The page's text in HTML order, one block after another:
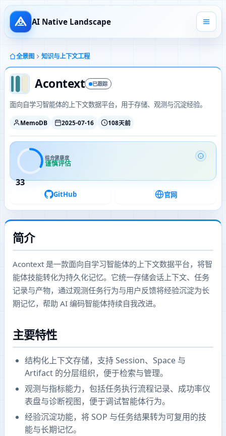
AI Native Landscape
全景图 知识与上下文工程
Acontext 已跟踪
面向自学习智能体的上下文数据平台，用于存储、观测与沉淀经验。
MemoDB 2025-07-16 108天前
33
综合健康度
谨慎评估
GitHub 官网
简介
Acontext 是一款面向自学习智能体的上下文数据平台，将智
能体技能转化为持久化记忆。它统一存储会话上下文、任务
记录与产物，通过观测任务行为与用户反馈将经验沉淀为长
期记忆，帮助 AI 编码智能体持续自我改进。
主要特性
结构化上下文存储，支持 Session、Space 与
Artifact 的分层组织，便于检索与管理。
观测与指标能力，包括任务执行流程记录、成功率仪
表盘与诊断视图，便于调试智能体行为。
经验沉淀功能，将 SOP 与任务结果转为可复用的技
能与长期记忆。